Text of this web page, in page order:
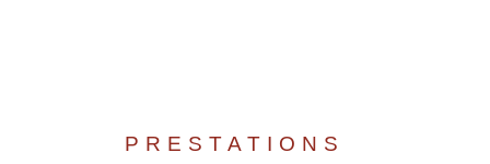
PRESTATIONS